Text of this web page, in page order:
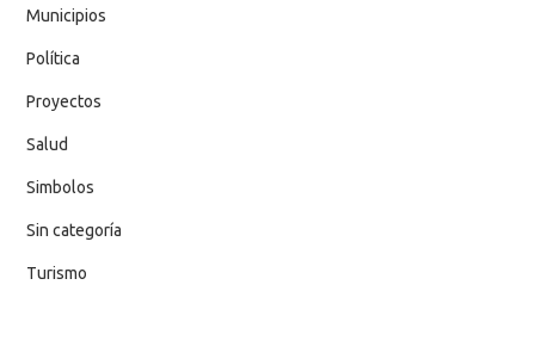
Municipios
Política
Proyectos
Salud
Simbolos
Sin categoría
Turismo